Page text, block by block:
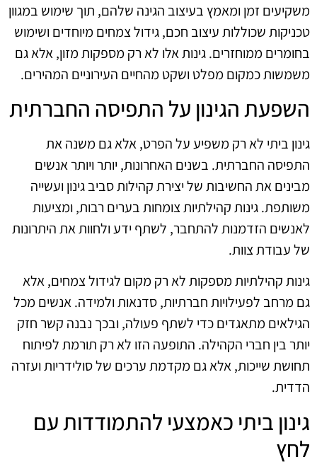
משקיעים זמן ומאמץ בעיצוב הגינה שלהם, תוך שימוש במגוון
טכניקות שכוללות עיצוב חכם, גידול צמחים מיוחדים ושימוש
בחומרים ממוחזרים. גינות אלו לא רק מספקות מזון, אלא גם
משמשות כמקום מפלט ושקט מהחיים העירוניים המהירים.
השפעת הגינון על התפיסה החברתית
גינון ביתי לא רק משפיע על הפרט, אלא גם משנה את
התפיסה החברתית. בשנים האחרונות, יותר ויותר אנשים
מבינים את החשיבות של יצירת קהילות סביב גינון ועשייה
משותפת. גינות קהילתיות צומחות בערים רבות, ומציעות
לאנשים הזדמנות להתחבר, לשתף ידע ולחוות את היתרונות
של עבודת צוות.
גינות קהילתיות מספקות לא רק מקום לגידול צמחים, אלא
גם מרחב לפעילויות חברתיות, סדנאות ולמידה. אנשים מכל
הגילאים מתאגדים כדי לשתף פעולה, ובכך נבנה קשר חזק
יותר בין חברי הקהילה. התופעה הזו לא רק תורמת לפיתוח
תחושת שייכות, אלא גם מקדמת ערכים של סולידריות ועזרה
הדדית.
גינון ביתי כאמצעי להתמודדות עם
לחץ